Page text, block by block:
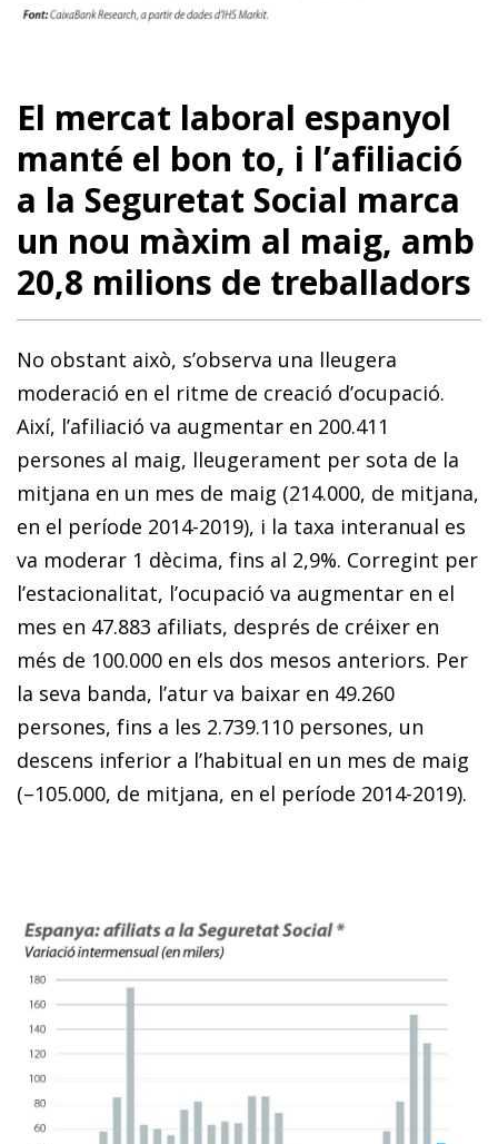
El mercat laboral espanyol
manté el bon to, i l’afiliació
a la Seguretat Social marca
un nou màxim al maig, amb
20,8 milions de treballadors
No obstant això, s’observa una lleugera
moderació en el ritme de creació d’ocupació.
Així, l’afiliació va augmentar en 200.411
persones al maig, lleugerament per sota de la
mitjana en un mes de maig (214.000, de mitjana,
en el període 2014-2019), i la taxa interanual es
va moderar 1 dècima, fins al 2,9%. Corregint per
l’estacionalitat, l’ocupació va augmentar en el
mes en 47.883 afiliats, després de créixer en
més de 100.000 en els dos mesos anteriors. Per
la seva banda, l’atur va baixar en 49.260
persones, fins a les 2.739.110 persones, un
descens inferior a l’habitual en un mes de maig
(–105.000, de mitjana, en el període 2014-2019).